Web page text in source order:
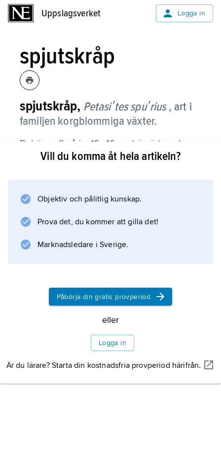
Uppslagsverket Logga in
spjutskråp
spjutskråp, Petasiʹtes spuʹrius , art i
familjen korgblommiga växter.
Det är en flerårig, 10–40 cm hög ört med
under blomningen i april–maj blekt gula
utvecklas långskaftade, spjutlika och undertill
vithåriga även på ovansidan. Arten hör
Information om artikeln
Vill du komma åt hela artikeln?
Objektiv och pålitlig kunskap.
Prova det, du kommer att gilla det!
Marknadsledare i Sverige.
Påbörja din gratis provperiod
eller
Logga in
Är du lärare? Starta din kostnadsfria provperiod härifrån.